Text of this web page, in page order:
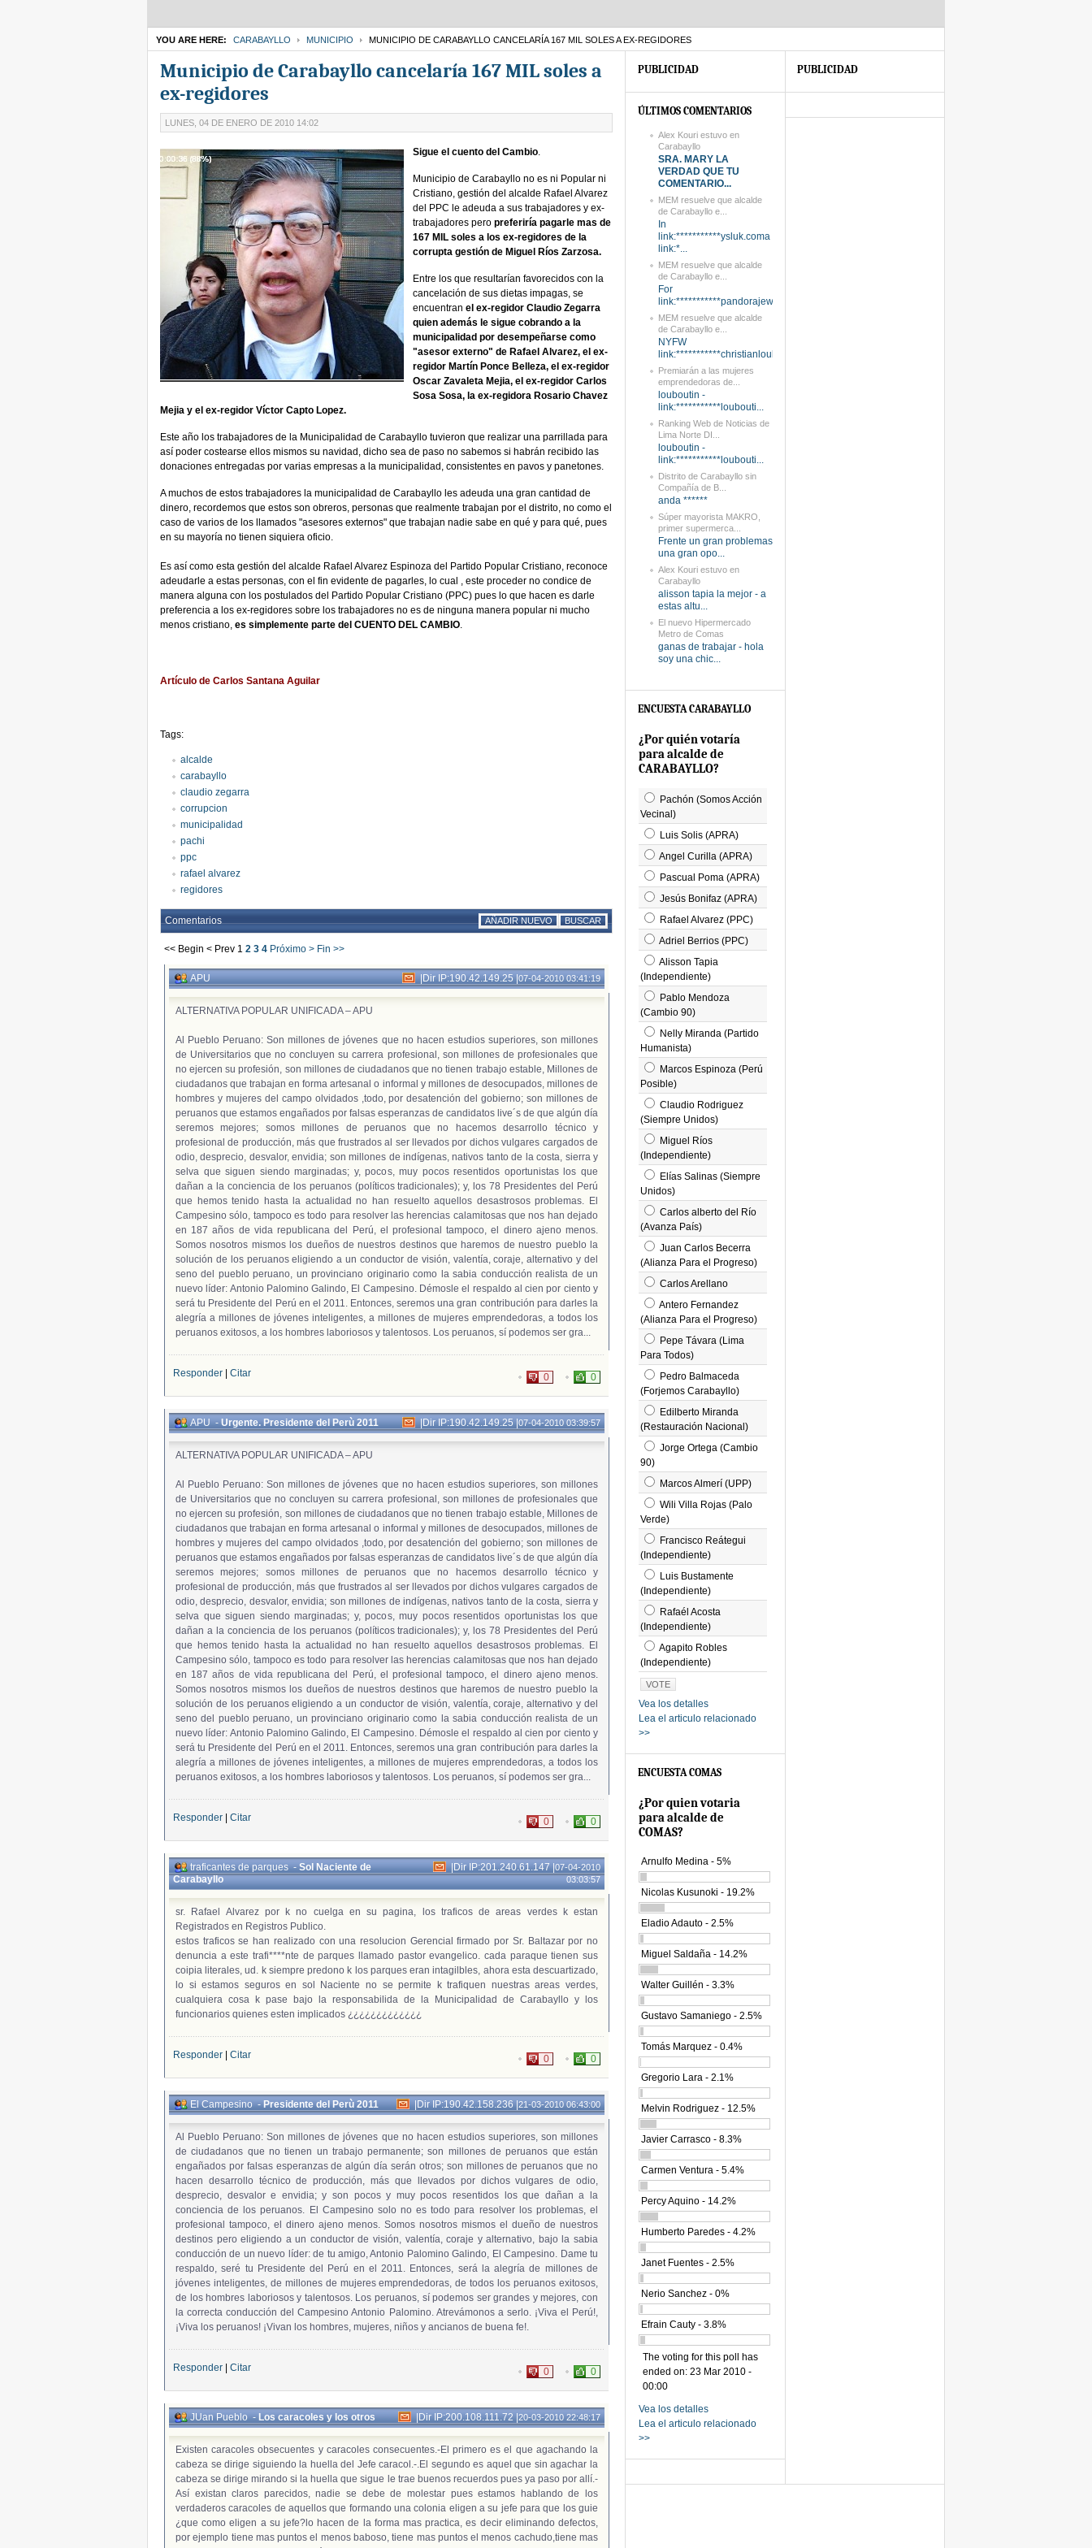
YOU ARE HERE: CARABAYLLO MUNICIPIO MUNICIPIO DE CARABAYLLO CANCELARÍA 167 MIL SOLES A EX-REGIDORES
Municipio de Carabayllo cancelaría 167 MIL soles a
ex-regidores
LUNES, 04 DE ENERO DE 2010 14:02
Sigue el cuento del Cambio.
Municipio de Carabayllo no es ni Popular ni
Cristiano, gestión del alcalde Rafael Alvarez
del PPC le adeuda a sus trabajadores y ex-
trabajadores peropreferiría pagarle mas de
167 MIL soles a los ex-regidores de la
corrupta gestión de Miguel Ríos Zarzosa.
Entre los que resultarían favorecidos con la
cancelación de sus dietas impagas, se
encuentranel ex-regidor Claudio Zegarra
quien además le sigue cobrando a la
municipalidad por desempeñarse como
"asesor externo" de Rafael Alvarez, el ex-
regidor Martín Ponce Belleza, el ex-regidor
Oscar Zavaleta Mejia, el ex-regidor Carlos
Sosa Sosa, la ex-regidora Rosario Chavez
Mejia y el ex-regidor Víctor Capto Lopez.
Este año los trabajadores de la Municipalidad de Carabayllo tuvieron que realizar una parrillada para
así poder costearse ellos mismos su navidad, dicho sea de paso no sabemos si habrán recibido las
donaciones entregadas por varias empresas a la municipalidad, consistentes en pavos y panetones.
A muchos de estos trabajadores la municipalidad de Carabayllo les adeuda una gran cantidad de
dinero, recordemos que estos son obreros, personas que realmente trabajan por el distrito, no como el
caso de varios de los llamados "asesores externos" que trabajan nadie sabe en qué y para qué, pues
en su mayoría no tienen siquiera oficio.
Es así como esta gestión del alcalde Rafael Alvarez Espinoza del Partido Popular Cristiano, reconoce
adeudarle a estas personas, con el fin evidente de pagarles, lo cual , este proceder no condice de
manera alguna con los postulados del Partido Popular Cristiano (PPC) pues lo que hacen es darle
preferencia a los ex-regidores sobre los trabajadores no es de ninguna manera popular ni mucho
menos cristiano, es simplemente parte del CUENTO DEL CAMBIO.
Artículo de Carlos Santana Aguilar
Tags:
alcalde
carabayllo
claudio zegarra
corrupcion
municipalidad
pachi
ppc
rafael alvarez
regidores
Comentarios AÑADIR NUEVO BUSCAR
<< Begin < Prev 1 2 3 4 Próximo > Fin >>
APU |Dir IP:190.42.149.25|07-04-2010 03:41:19
ALTERNATIVA POPULAR UNIFICADA – APU
Al Pueblo Peruano: Son millones de jóvenes que no hacen estudios superiores, son millones
de Universitarios que no concluyen su carrera profesional, son millones de profesionales que
no ejercen su profesión, son millones de ciudadanos que no tienen trabajo estable, Millones de
ciudadanos que trabajan en forma artesanal o informal y millones de desocupados, millones de
hombres y mujeres del campo olvidados ,todo, por desatención del gobierno; son millones de
peruanos que estamos engañados por falsas esperanzas de candidatos live´s de que algún día
seremos mejores; somos millones de peruanos que no hacemos desarrollo técnico y
profesional de producción, más que frustrados al ser llevados por dichos vulgares cargados de
odio, desprecio, desvalor, envidia; son millones de indígenas, nativos tanto de la costa, sierra y
selva que siguen siendo marginadas; y, pocos, muy pocos resentidos oportunistas los que
dañan a la conciencia de los peruanos (políticos tradicionales); y, los 78 Presidentes del Perú
que hemos tenido hasta la actualidad no han resuelto aquellos desastrosos problemas. El
Campesino sólo, tampoco es todo para resolver las herencias calamitosas que nos han dejado
en 187 años de vida republicana del Perú, el profesional tampoco, el dinero ajeno menos.
Somos nosotros mismos los dueños de nuestros destinos que haremos de nuestro pueblo la
solución de los peruanos eligiendo a un conductor de visión, valentía, coraje, alternativo y del
seno del pueblo peruano, un provinciano originario como la sabia conducción realista de un
nuevo líder: Antonio Palomino Galindo, El Campesino. Démosle el respaldo al cien por ciento y
será tu Presidente del Perú en el 2011. Entonces, seremos una gran contribución para darles la
alegría a millones de jóvenes inteligentes, a millones de mujeres emprendedoras, a todos los
peruanos exitosos, a los hombres laboriosos y talentosos. Los peruanos, sí podemos ser gra...
Responder Citar 0
0
APU-Urgente. Presidente del Perù 2011 |Dir IP:190.42.149.25|07-04-2010 03:39:57
ALTERNATIVA POPULAR UNIFICADA – APU
Al Pueblo Peruano: Son millones de jóvenes que no hacen estudios superiores, son millones
de Universitarios que no concluyen su carrera profesional, son millones de profesionales que
no ejercen su profesión, son millones de ciudadanos que no tienen trabajo estable, Millones de
ciudadanos que trabajan en forma artesanal o informal y millones de desocupados, millones de
hombres y mujeres del campo olvidados ,todo, por desatención del gobierno; son millones de
peruanos que estamos engañados por falsas esperanzas de candidatos live´s de que algún día
seremos mejores; somos millones de peruanos que no hacemos desarrollo técnico y
profesional de producción, más que frustrados al ser llevados por dichos vulgares cargados de
odio, desprecio, desvalor, envidia; son millones de indígenas, nativos tanto de la costa, sierra y
selva que siguen siendo marginadas; y, pocos, muy pocos resentidos oportunistas los que
dañan a la conciencia de los peruanos (políticos tradicionales); y, los 78 Presidentes del Perú
que hemos tenido hasta la actualidad no han resuelto aquellos desastrosos problemas. El
Campesino sólo, tampoco es todo para resolver las herencias calamitosas que nos han dejado
en 187 años de vida republicana del Perú, el profesional tampoco, el dinero ajeno menos.
Somos nosotros mismos los dueños de nuestros destinos que haremos de nuestro pueblo la
solución de los peruanos eligiendo a un conductor de visión, valentía, coraje, alternativo y del
seno del pueblo peruano, un provinciano originario como la sabia conducción realista de un
nuevo líder: Antonio Palomino Galindo, El Campesino. Démosle el respaldo al cien por ciento y
será tu Presidente del Perú en el 2011. Entonces, seremos una gran contribución para darles la
alegría a millones de jóvenes inteligentes, a millones de mujeres emprendedoras, a todos los
peruanos exitosos, a los hombres laboriosos y talentosos. Los peruanos, sí podemos ser gra...
Responder Citar 0
0
traficantes de parques-Sol Naciente de
Carabayllo
|Dir IP:201.240.61.147|07-04-2010
03:03:57
sr. Rafael Alvarez por k no cuelga en su pagina, los traficos de areas verdes k estan
Registrados en Registros Publico.
estos traficos se han realizado con una resolucion Gerencial firmado por Sr. Baltazar por no
denuncia a este trafi****nte de parques llamado pastor evangelico. cada paraque tienen sus
coipia literales, ud. k siempre predono k los parques eran intagilbles, ahora esta descuartizado,
lo si estamos seguros en sol Naciente no se permite k trafiquen nuestras areas verdes,
cualquiera cosa k pase bajo la responsabilida de la Municipalidad de Carabayllo y los
funcionarios quienes esten implicados ¿¿¿¿¿¿¿¿¿¿¿¿¿
Responder Citar 0
0
El Campesino-Presidente del Perù 2011 |Dir IP:190.42.158.236|21-03-2010 06:43:00
Al Pueblo Peruano: Son millones de jóvenes que no hacen estudios superiores, son millones
de ciudadanos que no tienen un trabajo permanente; son millones de peruanos que están
engañados por falsas esperanzas de algún día serán otros; son millones de peruanos que no
hacen desarrollo técnico de producción, más que llevados por dichos vulgares de odio,
desprecio, desvalor e envidia; y son pocos y muy pocos resentidos los que dañan a la
conciencia de los peruanos. El Campesino solo no es todo para resolver los problemas, el
profesional tampoco, el dinero ajeno menos. Somos nosotros mismos el dueño de nuestros
destinos pero eligiendo a un conductor de visión, valentía, coraje y alternativo, bajo la sabia
conducción de un nuevo líder: de tu amigo, Antonio Palomino Galindo, El Campesino. Dame tu
respaldo, seré tu Presidente del Perú en el 2011. Entonces, será la alegría de millones de
jóvenes inteligentes, de millones de mujeres emprendedoras, de todos los peruanos exitosos,
de los hombres laboriosos y talentosos. Los peruanos, sí podemos ser grandes y mejores, con
la correcta conducción del Campesino Antonio Palomino. Atrevámonos a serlo. ¡Viva el Perú!,
¡Viva los peruanos! ¡Vivan los hombres, mujeres, niños y ancianos de buena fe!.
Responder Citar 0
0
JUan Pueblo-Los caracoles y los otros |Dir IP:200.108.111.72|20-03-2010 22:48:17
Existen caracoles obsecuentes y caracoles consecuentes.-El primero es el que agachando la
cabeza se dirige siguiendo la huella del Jefe caracol.-.El segundo es aquel que sin agachar la
cabeza se dirige mirando si la huella que sigue le trae buenos recuerdos pues ya paso por allí.-
Así existan claros parecidos, nadie se debe de molestar pues estamos hablando de los
verdaderos caracoles de aquellos que formando una colonia eligen a su jefe para que los guie
¿que como eligen a su jefe?lo hacen de la forma mas practica, es decir eliminando defectos,
por ejemplo tiene mas puntos el menos baboso, tiene mas puntos el menos cachudo,tiene mas
PUBLICIDAD
ÚLTIMOS COMENTARIOS
Alex Kouri estuvo en
Carabayllo
SRA. MARY LA
VERDAD QUE TU
COMENTARIO...
MEM resuelve que alcalde
de Carabayllo e...
In
link:***********ysluk.coma
link:*...
MEM resuelve que alcalde
de Carabayllo e...
For
link:***********pandorajewelrysal...
MEM resuelve que alcalde
de Carabayllo e...
NYFW
link:***********christianloubou...
Premiarán a las mujeres
emprendedoras de...
louboutin -
link:***********loubouti...
Ranking Web de Noticias de
Lima Norte DI...
louboutin -
link:***********loubouti...
Distrito de Carabayllo sin
Compañía de B...
anda ******
Súper mayorista MAKRO,
primer supermerca...
Frente un gran problemas
una gran opo...
Alex Kouri estuvo en
Carabayllo
alisson tapia la mejor - a
estas altu...
El nuevo Hipermercado
Metro de Comas
ganas de trabajar - hola
soy una chic...
ENCUESTA CARABAYLLO
¿Por quién votaría
para alcalde de
CARABAYLLO?
Pachón (Somos Acción
Vecinal)
Luis Solis (APRA)
Angel Curilla (APRA)
Pascual Poma (APRA)
Jesús Bonifaz (APRA)
Rafael Alvarez (PPC)
Adriel Berrios (PPC)
Alisson Tapia
(Independiente)
Pablo Mendoza
(Cambio 90)
Nelly Miranda (Partido
Humanista)
Marcos Espinoza (Perú
Posible)
Claudio Rodriguez
(Siempre Unidos)
Miguel Ríos
(Independiente)
Elías Salinas (Siempre
Unidos)
Carlos alberto del Río
(Avanza País)
Juan Carlos Becerra
(Alianza Para el Progreso)
Carlos Arellano
Antero Fernandez
(Alianza Para el Progreso)
Pepe Távara (Lima
Para Todos)
Pedro Balmaceda
(Forjemos Carabayllo)
Edilberto Miranda
(Restauración Nacional)
Jorge Ortega (Cambio
90)
Marcos Almerí (UPP)
Wili Villa Rojas (Palo
Verde)
Francisco Reátegui
(Independiente)
Luis Bustamente
(Independiente)
Rafaél Acosta
(Independiente)
Agapito Robles
(Independiente)
Vea los detalles
Lea el articulo relacionado
>>
ENCUESTA COMAS
¿Por quien votaria
para alcalde de
COMAS?
Arnulfo Medina - 5%
Nicolas Kusunoki - 19.2%
Eladio Adauto - 2.5%
Miguel Saldaña - 14.2%
Walter Guillén - 3.3%
Gustavo Samaniego - 2.5%
Tomás Marquez - 0.4%
Gregorio Lara - 2.1%
Melvin Rodriguez - 12.5%
Javier Carrasco - 8.3%
Carmen Ventura - 5.4%
Percy Aquino - 14.2%
Humberto Paredes - 4.2%
Janet Fuentes - 2.5%
Nerio Sanchez - 0%
Efrain Cauty - 3.8%
The voting for this poll has
ended on: 23 Mar 2010 -
00:00
Vea los detalles
Lea el articulo relacionado
>>
PUBLICIDAD